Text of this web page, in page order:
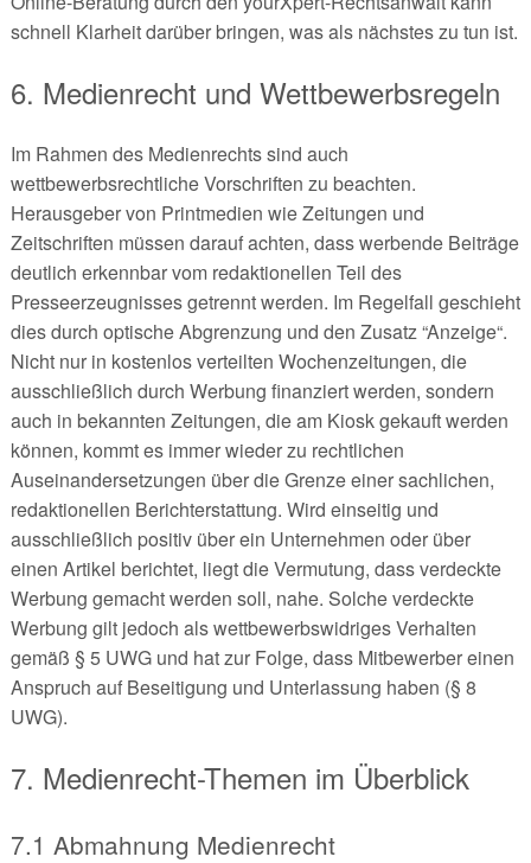
schnell Klarheit darüber bringen, was als nächstes zu tun ist.
6. Medienrecht und Wettbewerbsregeln
Im Rahmen des Medienrechts sind auch
wettbewerbsrechtliche Vorschriften zu beachten.
Herausgeber von Printmedien wie Zeitungen und
Zeitschriften müssen darauf achten, dass werbende Beiträge
deutlich erkennbar vom redaktionellen Teil des
Presseerzeugnisses getrennt werden. Im Regelfall geschieht
dies durch optische Abgrenzung und den Zusatz “Anzeige“.
Nicht nur in kostenlos verteilten Wochenzeitungen, die
ausschließlich durch Werbung finanziert werden, sondern
auch in bekannten Zeitungen, die am Kiosk gekauft werden
können, kommt es immer wieder zu rechtlichen
Auseinandersetzungen über die Grenze einer sachlichen,
redaktionellen Berichterstattung. Wird einseitig und
ausschließlich positiv über ein Unternehmen oder über
einen Artikel berichtet, liegt die Vermutung, dass verdeckte
Werbung gemacht werden soll, nahe. Solche verdeckte
Werbung gilt jedoch als wettbewerbswidriges Verhalten
gemäß § 5 UWG und hat zur Folge, dass Mitbewerber einen
Anspruch auf Beseitigung und Unterlassung haben (§ 8
UWG).
7. Medienrecht-Themen im Überblick
7.1 Abmahnung Medienrecht